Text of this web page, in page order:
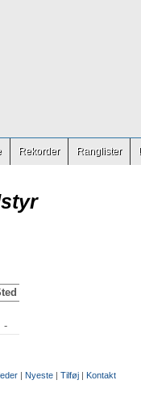
Rekorder Ranglister
-
| Nyeste | Tilføj | Kontakt